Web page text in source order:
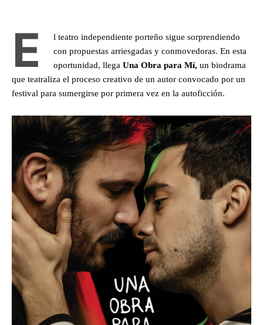
E
l teatro independiente porteño sigue sorprendiendo
con propuestas arriesgadas y conmovedoras. En esta
oportunidad, llega Una Obra para Mí, un biodrama
que teatraliza el proceso creativo de un autor convocado por un
festival para sumergirse por primera vez en la autoficción.